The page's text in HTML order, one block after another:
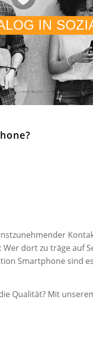
IN
dort zu träge auf
Smartphone sind es
Qualität? Mit